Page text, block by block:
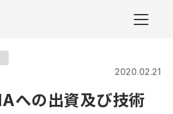
2020.02.21
への出資及び技術